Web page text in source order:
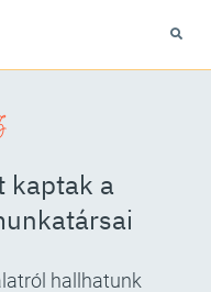
kaptak a
hallhatunk